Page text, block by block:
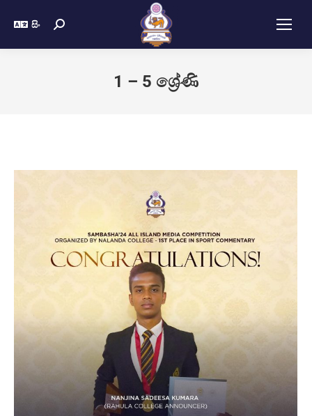
සිං
1 – 5 ශ්‍රේණි